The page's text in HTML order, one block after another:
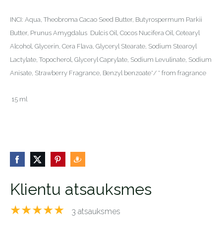
INCI: Aqua, Theobroma Cacao Seed Butter, Butyrospermum Parkii
Butter, Prunus Amygdalus Dulcis Oil, Cocos Nucifera Oil, Cetearyl
Alcohol, Glycerin, Cera Flava, Glyceryl Stearate, Sodium Stearoyl
Lactylate, Topocherol, Glyceryl Caprylate, Sodium Levulinate, Sodium
Anisate, Strawberry Fragrance, Benzyl benzoate*/ * from fragrance
15 ml
Klientu atsauksmes
★★★★★ 3 atsauksmes